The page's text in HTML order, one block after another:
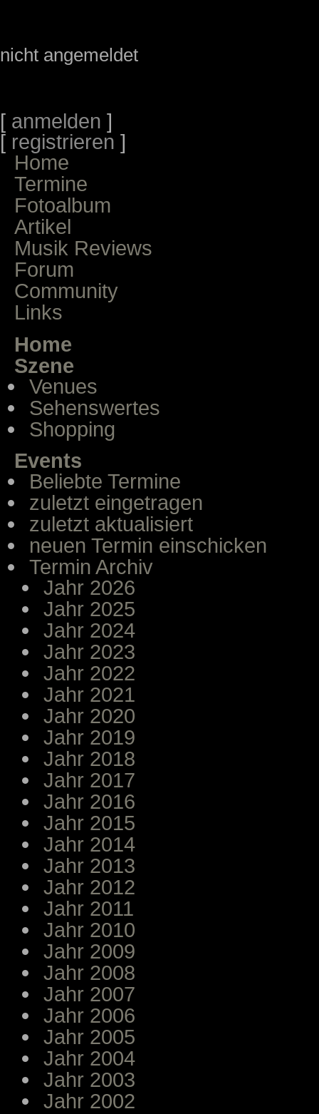
nicht angemeldet
[ anmelden ]
[ registrieren ]
Home
Termine
Fotoalbum
Artikel
Musik Reviews
Forum
Community
Links
Home
Szene
Venues
Sehenswertes
Shopping
Events
Beliebte Termine
zuletzt eingetragen
zuletzt aktualisiert
neuen Termin einschicken
Termin Archiv
Jahr 2026
Jahr 2025
Jahr 2024
Jahr 2023
Jahr 2022
Jahr 2021
Jahr 2020
Jahr 2019
Jahr 2018
Jahr 2017
Jahr 2016
Jahr 2015
Jahr 2014
Jahr 2013
Jahr 2012
Jahr 2011
Jahr 2010
Jahr 2009
Jahr 2008
Jahr 2007
Jahr 2006
Jahr 2005
Jahr 2004
Jahr 2003
Jahr 2002